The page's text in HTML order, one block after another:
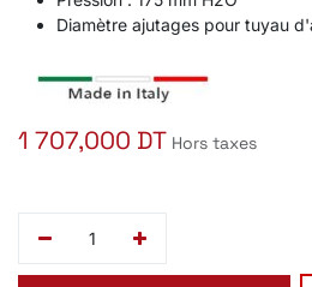
Diamètre ajutages pour tuyau
1 707,000 DT Hors taxes